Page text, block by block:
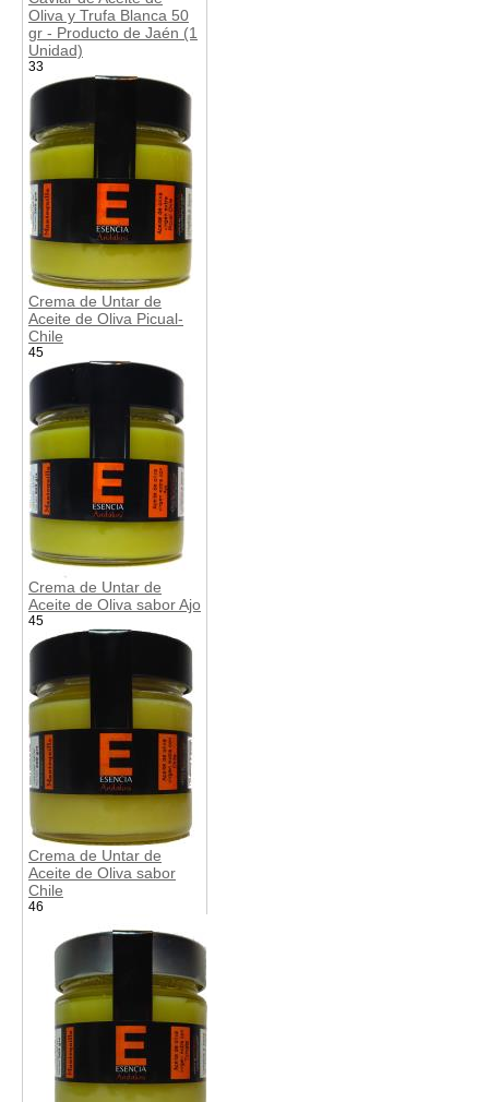
Oliva y Trufa Blanca 50
gr - Producto de Jaén (1
Unidad)
33
Crema de Untar de
Aceite de Oliva Picual-
Chile
45
Crema de Untar de
Aceite de Oliva sabor Ajo
45
Crema de Untar de
Aceite de Oliva sabor
Chile
46